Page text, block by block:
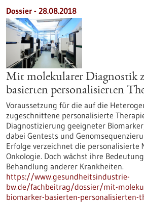
Dossier - 28.08.2018
Mit molekularer Diagnostik
basierten personalisierten
Voraussetzung für die auf die
zugeschnittene personalisierte
Diagnostizierung geeigneter
dabei Gentests und
Erfolge verzeichnet die personalisierte
Onkologie. Doch wächst ihre
Behandlung anderer Krankheiten.
https://www.gesundheitsindustrie-
bw.de/fachbeitrag/dossier/mit-
biomarker-basierten-personalisierten-